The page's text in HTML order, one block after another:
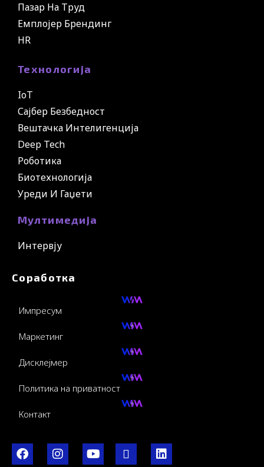
Пазар На Труд
Емплојер Брендинг
HR
Технологија
IoT
Сајбер Безбедност
Вештачка Интелигенција
Deep Tech
Роботика
Биотехнологија
Уреди И Гаџети
Мултимедија
Интервју
Соработка
Импресум
Маркетинг
Дисклејмер
Политика на приватност
Контакт
F
a
I
n
Y
o
I
c
L
i